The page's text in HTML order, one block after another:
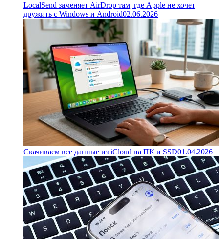
LocalSend заменяет AirDrop там, где Apple не хочет
дружить с Windows и Android02.06.2026
Скачиваем все данные из iCloud на ПК и SSD01.04.2026